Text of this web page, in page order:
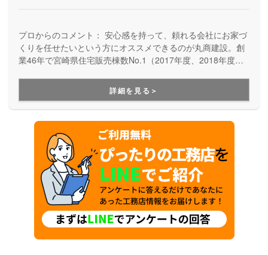
プロからのコメント：
くりを任せたいという方にオススメできるのが丸商建設。創
業46年で宮崎県住宅販売棟数No.1（2017年度、2018年度、
いのある会社です。また、土地探しから必要なお客様に対し
ても、地元の不動産会社との太いパイプを活かしながら土地
探しのサポートもして頂けるので、お家づくりに関して全て
をお任せ出来ることが強みです。
詳細を見る＞